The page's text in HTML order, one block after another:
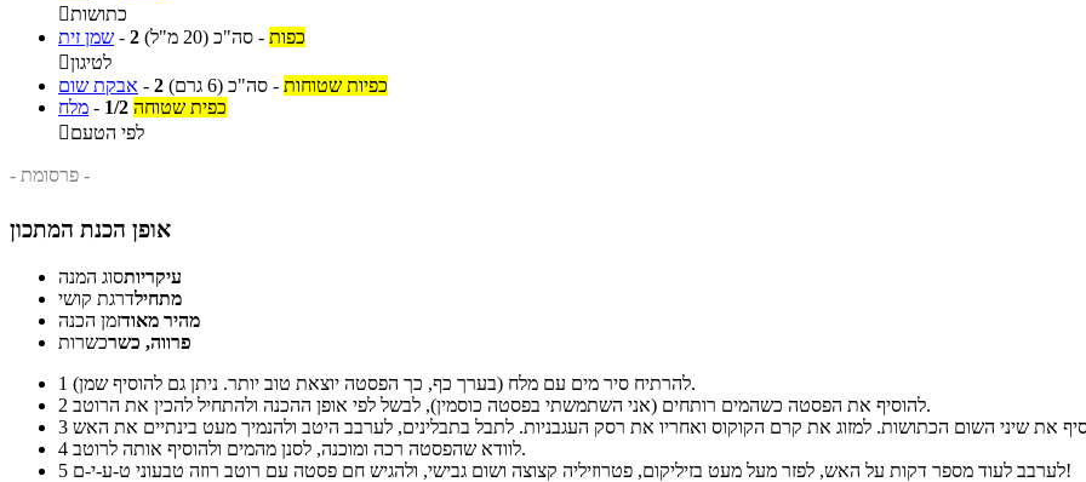
כתושות
שמן זית - 2 כפות - סה"כ (20 מ"ל)
לטיגון
אבקת שום - 2 כפיות שטוחות - סה"כ (6 גרם)
מלח - 1/2 כפית שטוחה
לפי הטעם
- פרסומת -
אופן הכנת המתכון
עיקריותסוג המנה
מתחילדרגת קושי
מהיר מאודזמן הכנה
פרווה, כשרכשרות
1
להרתיח סיר מים עם מלח (בערך כף, כך הפסטה יוצאת טוב יותר. ניתן גם להוסיף שמן).
2
להוסיף את הפסטה כשהמים רותחים (אני השתמשתי בפסטה כוסמין), לבשל לפי אופן ההכנה ולהתחיל להכין את הרוטב.
3
4
לוודא שהפסטה רכה ומוכנה, לסנן מהמים ולהוסיף אותה לרוטב.
5
לערבב לעוד מספר דקות על האש, לפזר מעל מעט בזיליקום, פטרוזיליה קצוצה ושום גבישי, ולהגיש חם פסטה עם רוטב רוזה טבעוני ט-ע-י-ם!